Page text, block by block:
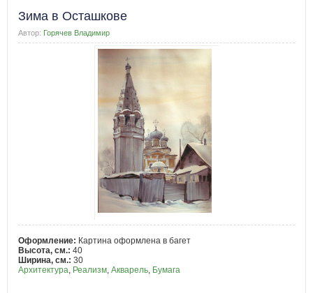
Зима в Осташкове
Автор: Горячев Владимир
Оформление: Картина оформлена в багет
Высота, см.: 40
Ширина, см.: 30
Архитектура, Реализм, Акварель, Бумага